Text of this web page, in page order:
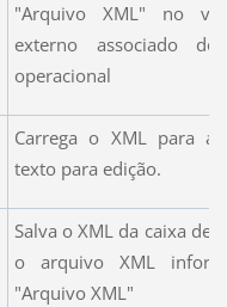
"Arquivo XML" no
externo associado do
operacional
Carrega o XML para a
texto para edição.
Salva o XML da caixa de
o arquivo XML
"Arquivo XML"